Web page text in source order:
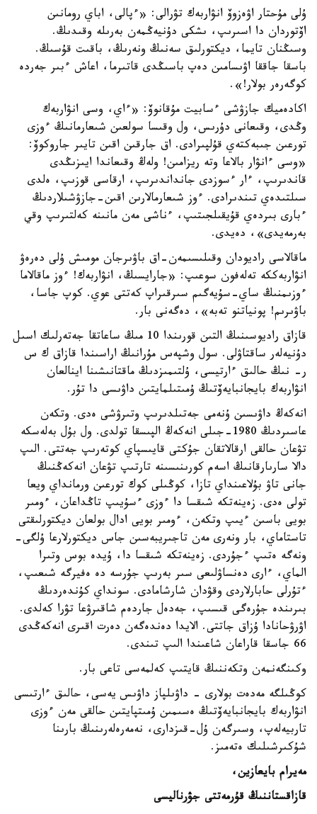
ۇلى مۇحتار اۋەزوۆ انۋاربەك تۋرالى: «ءپالى، اباي رومانىن
اۆتوردان دا اسىرىپ، ىشكى دۇنيەڭمەن بەرىلە وقىدىڭ.
وسىڭنان تايما، ديكتورلىق سەنىڭ ونەرىڭ، باقىت قۇسىڭ.
باسقا جاققا اۋىسامىن دەپ باسىڭدى قاتىرما، اعاش ءبىر جەردە
كوگەرەر بولار!».
اكادەميك جازۋشى ءسابيت مۇقانوۆ: «ءاي، وسى انۋاربەك
وڭدى، وقىعانى دۇرىس، ول وقىسا سولعىن شىعارمانىڭ ءوزى
تورعىن جىبەكتەي قۇلپىرادى. اق جارقىن اقىن تايىر جاروكوۆ:
«وسى ءانۋار بالاعا وتە ريزامىن! ولەڭ وقىعاندا ايىزىڭدى
قاندىرىپ، ءار ءسوزدى جانداندىرىپ، ارقاسى قوزىپ، ەلدى
سىلتىدەي تىندىرادى. ءوز شىعارمالارىن اقىن-جازۋشىلاردىڭ
ءبارى بىردەي قۇيقىلجىتىپ، ءناشى مەن مانىنە كەلتىرىپ وقي
بەرمەيدى»، دەيدى.
ماقالاسى راديودان وقىلىسىمەن-اق باۋىرجان مومىش ۇلى دەرەۋ
انۋاربەككە تەلەفون سوعىپ: «جارايسىڭ، انۋاربەك! ءوز ماقالاما
ءوزىمنىڭ ساي-سۇيەگىم سىرقىراپ كەتتى عوي. كوپ جاسا،
باۋىرىم! پونياتنو تەبە»، دەگەنى بار.
قازاق راديوسىنىڭ التىن قورىندا 10 مىڭ ساعاتقا جەتەرلىك اسىل
دۇنيەلەر ساقتاۋلى. سول وشپەس مۇرانىڭ اراسىندا قازاق ك س
ر- نىڭ حالىق ءارتيسى، ۇلتىمىزدىڭ ماقتانىشىنا اينالعان
انۋاربەك بايجانبايەۆتىڭ ۇمىتىلمايتىن داۋىسى دا تۇر.
انەكەڭ داۋىسىن ۇنەمى جەتىلدىرىپ وتىرۋشى ەدى. وتكەن
عاسىردىڭ 1980-جىلى انەكەڭ الپىسقا تولدى. ول بۇل بەلەسكە
تۋعان حالقى ارقالاتقان جۇكتى قايىسپاي كوتەرىپ جەتتى. الىپ
دالا سارىارقانىڭ اسەم كورىنىسىنە تارتىپ تۋعان انەكەڭنىڭ
جانى تاۋ بۇلاعىنداي تازا، كوڭىلى كوك تورعىن ورمانداي ويعا
تولى ەدى. زەينەتكە شىقسا دا ءوزى ءسۇيىپ تاڭداعان، ءومىر
بويى باسىن ءيىپ وتكەن، ءومىر بويى ادال بولعان ديكتورلىقتى
تاستاماي، بار ونەرى مەن تاجىريبەسىن جاس ديكتورلارعا ۇلگى-
ونەگە ەتىپ ءجۇردى. زەينەتكە شىقسا دا، ۇيدە بوس وتىرا
الماي، ءارى دەنساۋلىعى سىر بەرىپ جۇرسە دە ەفيرگە شىعىپ،
ءتۇرلى حابارلاردى وقۋدان شارشامادى. سونداي كۇندەردىڭ
بىرىندە جۇرەگى قىسىپ، جەدەل جاردەم شاقىرۋعا تۋرا كەلدى.
اۋرۋحانادا ۇزاق جاتتى. الايدا دەندەگەن دەرت اقىرى انەكەڭدى
66 جاسقا قاراعان شاعىندا الىپ تىندى.
وكىنگەنمەن وتكەننىڭ قايتىپ كەلمەسى تاعى بار.
كوڭىلگە مەدەت بولارى - داۋىلپاز داۋىس يەسى، حالىق ءارتىسى
انۋاربەك بايجانبايەۆتىڭ ەسىمىن ۇمىتپايتىن حالقى مەن ءوزى
تاربيەلەپ، وسىرگەن ۇل-قىزدارى، نەمەرەلەرىنىڭ بارىنا
شۇكىرشىلىك ەتەمىز.
مەيرام بايعازين،
قازاقستاننىڭ قۇرمەتتى جۋرناليسى